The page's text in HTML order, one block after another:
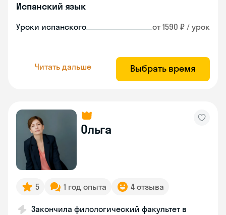
Испанский язык
Уроки испанского от 1590 ₽ / урок
Читать дальше Выбрать время
Ольга
5 1 год опыта 4 отзыва
Закончила филологический факультет в